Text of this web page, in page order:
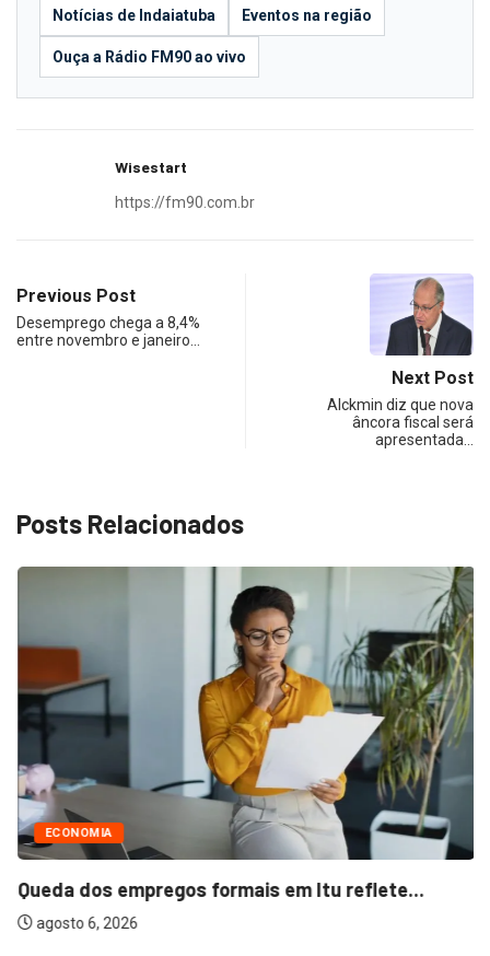
Notícias de Indaiatuba Eventos na região
Ouça a Rádio FM90 ao vivo
Wisestart
https://fm90.com.br
Previous Post
Desemprego chega a 8,4%
entre novembro e janeiro…
Next Post
Alckmin diz que nova
âncora fiscal será
apresentada…
Posts Relacionados
ECONOMIA
Queda dos empregos formais em Itu reflete...
agosto 6, 2026